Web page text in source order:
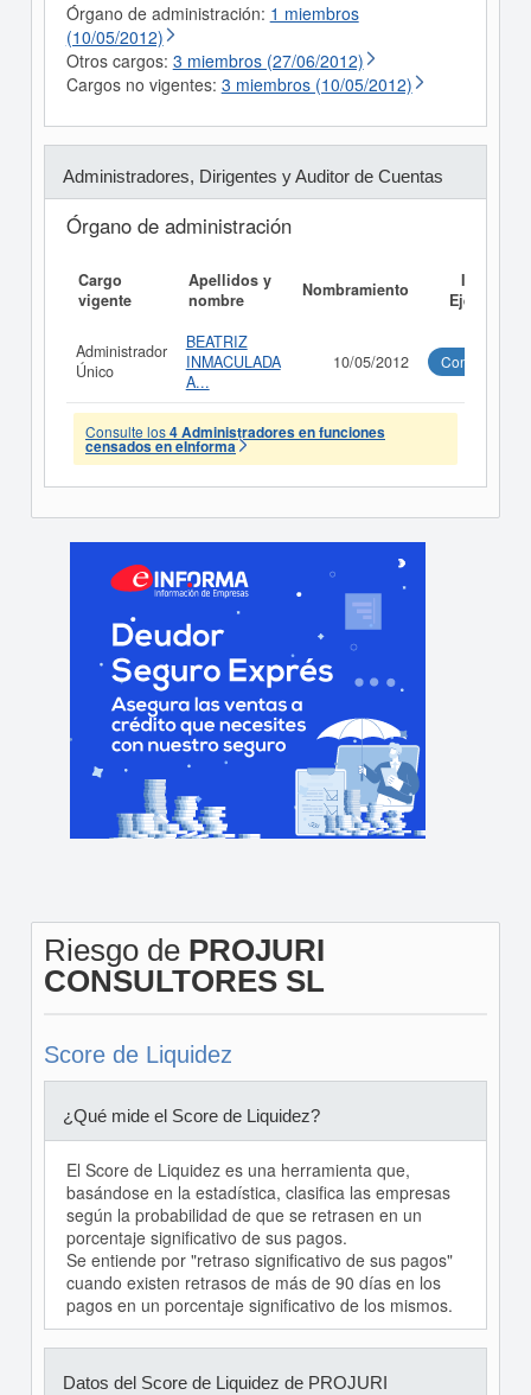
Órgano de administración: 1 miembros
(10/05/2012)
Otros cargos: 3 miembros (27/06/2012)
Cargos no vigentes: 3 miembros (10/05/2012)
Administradores, Dirigentes y Auditor de Cuentas
Órgano de administración
Cargo
vigente
Apellidos y
nombre
Nombramiento
Informe
Ejecutivo
Administrador
Único
BEATRIZ
INMACULADA
A...
10/05/2012 Consultar
Consulte los4 Administradores en funciones
censados en eInforma
Riesgo de PROJURI
CONSULTORES SL
Score de Liquidez
¿Qué mide el Score de Liquidez?
El Score de Liquidez es una herramienta que,
basándose en la estadística, clasifica las empresas
según la probabilidad de que se retrasen en un
porcentaje significativo de sus pagos.
Se entiende por "retraso significativo de sus pagos"
cuando existen retrasos de más de 90 días en los
pagos en un porcentaje significativo de los mismos.
Datos del Score de Liquidez de PROJURI